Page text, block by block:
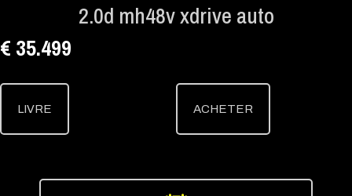
2.0d mh48v xdrive auto
€ 35.499
LIVRE ACHETER